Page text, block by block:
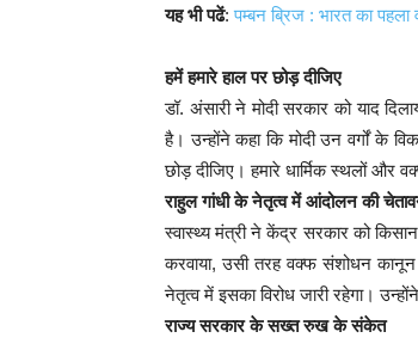
यह भी पढें:पम्बन ब्रिज : भारत का पहला
हमें हमारे हाल पर छोड़ दीजिए
डॉ. अंसारी ने मोदी सरकार को याद
है। उन्होंने कहा कि मोदी उन वर्गों के
छोड़ दीजिए। हमारे धार्मिक स्थलों और
राहुल गांधी के नेतृत्व में आंदोलन की
स्वास्थ्य मंत्री ने केंद्र सरकार को
करवाया, उसी तरह वक्फ संशोधन कानून
नेतृत्व में इसका विरोध जारी रहेगा।
राज्य सरकार के सख्त रुख के संकेत